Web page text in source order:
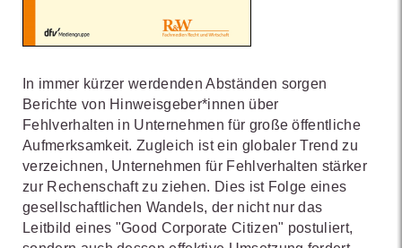
In immer kürzer werdenden Abständen sorgen
Berichte von Hinweisgeber*innen über
Fehlverhalten in Unternehmen für große öffentliche
Aufmerksamkeit. Zugleich ist ein globaler Trend zu
verzeichnen, Unternehmen für Fehlverhalten stärker
zur Rechenschaft zu ziehen. Dies ist Folge eines
gesellschaftlichen Wandels, der nicht nur das
Leitbild eines "Good Corporate Citizen" postuliert,